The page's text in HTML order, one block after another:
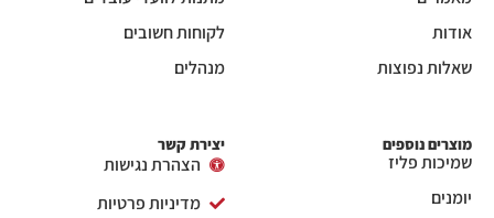
אודות
שאלות נפוצות
לקוחות חשובים
מנהלים
מוצרים נוספים
שמיכות פליז
יומנים
יצירת קשר
הצהרת נגישות
מדיניות פרטיות